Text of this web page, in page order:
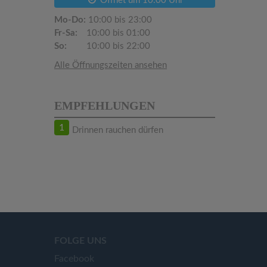
Mo-Do: 10:00 bis 23:00
Fr-Sa:
10:00 bis 01:00
So:
10:00 bis 22:00
Alle Öffnungszeiten ansehen
EMPFEHLUNGEN
1 Drinnen rauchen dürfen
FOLGE UNS
Facebook